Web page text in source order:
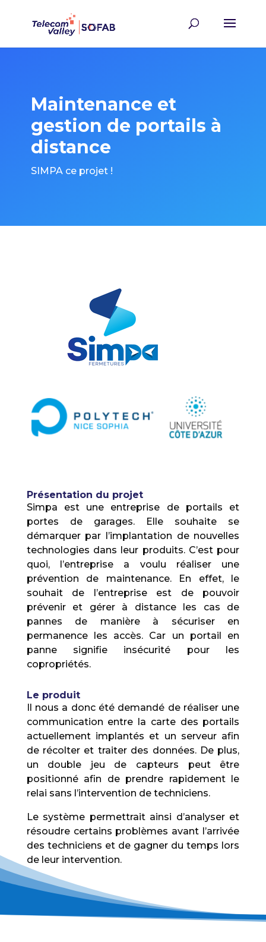
Maintenance et
gestion de portails à
distance
SIMPA ce projet !
Présentation du projet
Simpa est une entreprise de portails et
portes de garages. Elle souhaite se
démarquer par l’implantation de nouvelles
technologies dans leur produits. C’est pour
quoi, l’entreprise a voulu réaliser une
prévention de maintenance. En effet, le
souhait de l’entreprise est de pouvoir
prévenir et gérer à distance les cas de
pannes de manière à sécuriser en
permanence les accès. Car un portail en
panne signifie insécurité pour les
copropriétés.
Le produit
Il nous a donc été demandé de réaliser une
communication entre la carte des portails
actuellement implantés et un serveur afin
de récolter et traiter des données. De plus,
un double jeu de capteurs peut être
positionné afin de prendre rapidement le
relai sans l’intervention de techniciens.
Le système permettrait ainsi d’analyser et
résoudre certains problèmes avant l’arrivée
des techniciens et de gagner du temps lors
de leur intervention.